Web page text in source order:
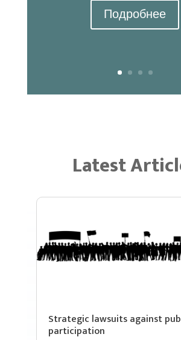
Подробнее
Latest
Strategic lawsuits against
participation